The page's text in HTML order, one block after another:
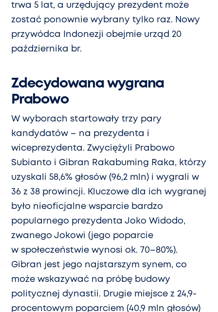
trwa 5 lat, a urzędujący prezydent może
zostać ponownie wybrany tylko raz. Nowy
przywódca Indonezji obejmie urząd 20
października br.
Zdecydowana wygrana
Prabowo
W wyborach startowały trzy pary
kandydatów – na prezydenta i
wiceprezydenta. Zwyciężyli Prabowo
Subianto i Gibran Rakabuming Raka, którzy
uzyskali 58,6% głosów (96,2 mln) i wygrali w
36 z 38 prowincji. Kluczowe dla ich wygranej
było nieoficjalne wsparcie bardzo
popularnego prezydenta Joko Widodo,
zwanego Jokowi (jego poparcie
w społeczeństwie wynosi ok. 70–80%).
Gibran jest jego najstarszym synem, co
może wskazywać na próbę budowy
politycznej dynastii. Drugie miejsce z 24,9-
procentowym poparciem (40,9 mln głosów)